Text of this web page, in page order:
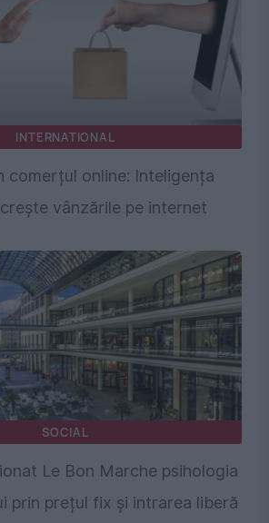
INTERNATIONAL
comerțul online: Inteligența
vânzările pe internet
SOCIAL
Le Bon Marche psihologia
prin prețul fix și intrarea liberă